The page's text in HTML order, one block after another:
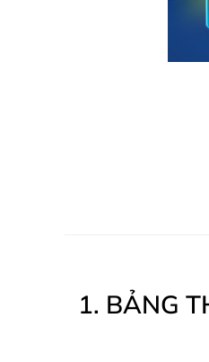
1. BẢNG